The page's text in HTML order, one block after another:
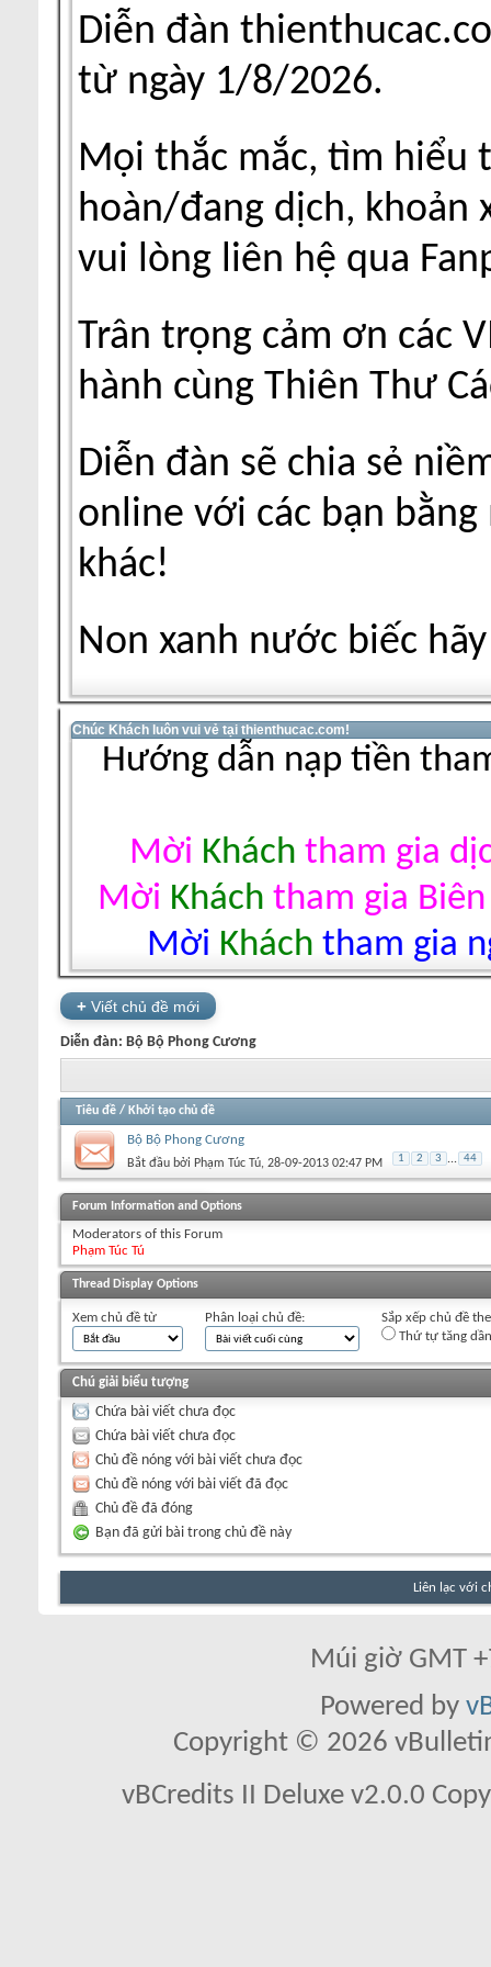
Diễn đàn
từ ngày 1/8/2026.
Mọi thắc mắc, tìm hiểu
hoàn/đang dịch, khoản
vui lòng liên hệ qua
Trân trọng cảm ơn các
hành cùng Thiên Thư
Diễn đàn sẽ chia sẻ
online với các bạn
khác!
Non xanh nước biếc
Chúc Khách luôn vui vẻ tại thienthucac.com!
Hướng dẫn nạp tiền
Mời Khách tham gia
Mời Khách tham gia
Mời Khách tham gia
+ Viết chủ đề mới
Diễn đàn: Bộ Bộ Phong Cương
Tiêu đề / Khởi tạo chủ đề
Bộ Bộ Phong Cương
Bắt đầu bởi Phạm Túc Tú‎, 28-09-2013 02:47 PM 1 2 3 ... 44
+Viết chủ đề mới
Forum Information and Options
Moderators of this Forum
Phạm Túc Tú
Thread Display Options
Xem chủ đề từ Phân loại chủ đề:
Sắp xếp chủ đề
Thứ tự tăng dần
Chú giải biểu tượng
Chứa bài viết chưa đọc
Chứa bài viết chưa đọc
Chủ đề nóng với bài viết chưa đọc
Chủ đề nóng với bài viết đã đọc
Chủ đề đã đóng
Bạn đã gửi bài trong chủ đề này
Liên lạc với
Múi giờ GMT
Powered by
Copyright © 2026
vBCredits II Deluxe v2.0.0